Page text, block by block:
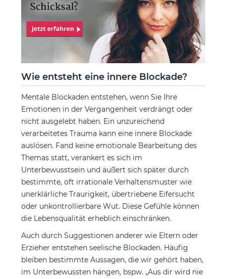
Wie entsteht eine innere Blockade?
Mentale Blockaden entstehen, wenn Sie Ihre
Emotionen in der Vergangenheit verdrängt oder
nicht ausgelebt haben. Ein unzureichend
verarbeitetes Trauma kann eine innere Blockade
auslösen. Fand keine emotionale Bearbeitung des
Themas statt, verankert es sich im
Unterbewusstsein und äußert sich später durch
bestimmte, oft irrationale Verhaltensmuster wie
unerklärliche Traurigkeit, übertriebene Eifersucht
oder unkontrollierbare Wut. Diese Gefühle können
die Lebensqualität erheblich einschränken.
Auch durch Suggestionen anderer wie Eltern oder
Erzieher entstehen seelische Blockaden. Häufig
bleiben bestimmte Aussagen, die wir gehört haben,
im Unterbewussten hängen, bspw. „Aus dir wird nie